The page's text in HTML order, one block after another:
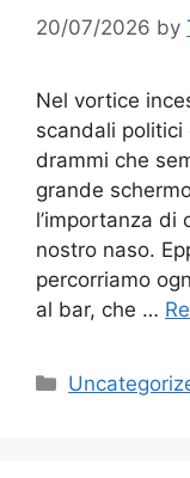
20/07/2026 by
Nel vortice
scandali politici
drammi che
grande
l’importanza di
nostro naso.
percorriamo
al bar, che …
Categories